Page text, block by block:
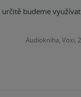
budeme
Audiokniha, Voxi,